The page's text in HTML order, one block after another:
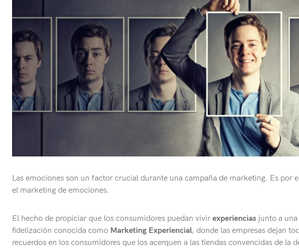
Las emociones son un factor crucial durante una campaña de marketing. Es por
el marketing de emociones.
El hecho de propiciar que los consumidores puedan vivir experiencias junto a
fidelización conocida como Marketing Experiencial, donde las empresas dejan
recuerdos en los consumidores que los acerquen a las tiendas convencidas de la